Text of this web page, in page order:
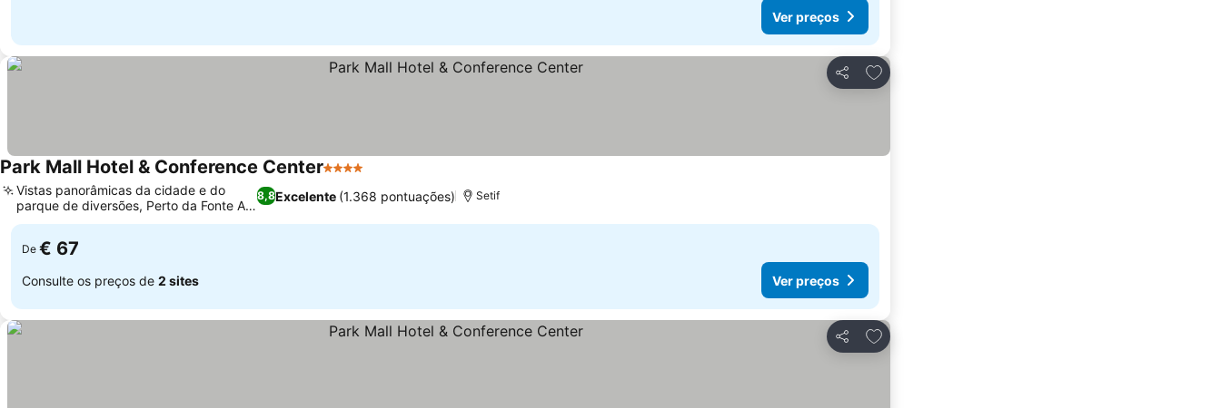
Ver preços
Partilhar
Adicionar aos favoritos
Park Mall Hotel & Conference Center4 Estrelas
8,8Excelente (1.368 pontuações)
Vistas panorâmicas da cidade e do
parque de diversões, Perto da Fonte Ain
El Fouara
Setif
De € 67
Consulte os preços de 2 sites Ver preços
Partilhar
Adicionar aos favoritos